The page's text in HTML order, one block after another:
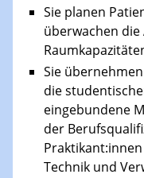
Sie planen
überwachen
Sie
die
eingebundene
der
Technik und